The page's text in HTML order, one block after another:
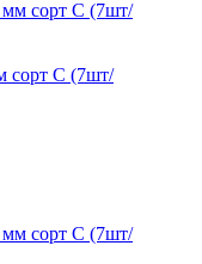
сорт С (7шт/